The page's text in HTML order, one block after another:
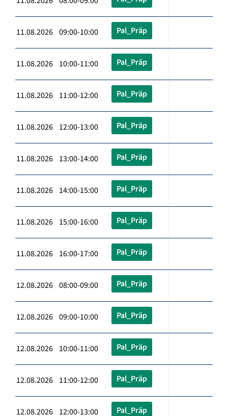
11.08.2026 09:00-10:00 Pal_Präp
11.08.2026 10:00-11:00 Pal_Präp
11.08.2026 11:00-12:00 Pal_Präp
11.08.2026 12:00-13:00 Pal_Präp
11.08.2026 13:00-14:00 Pal_Präp
11.08.2026 14:00-15:00 Pal_Präp
11.08.2026 15:00-16:00 Pal_Präp
11.08.2026 16:00-17:00 Pal_Präp
12.08.2026 08:00-09:00 Pal_Präp
12.08.2026 09:00-10:00 Pal_Präp
12.08.2026 10:00-11:00 Pal_Präp
12.08.2026 11:00-12:00 Pal_Präp
12.08.2026 12:00-13:00 Pal_Präp